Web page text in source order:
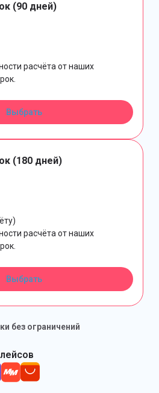
(90 дней)
расчёта от наших
Выбрать
(180 дней)
расчёта от наших
Выбрать
без ограничений